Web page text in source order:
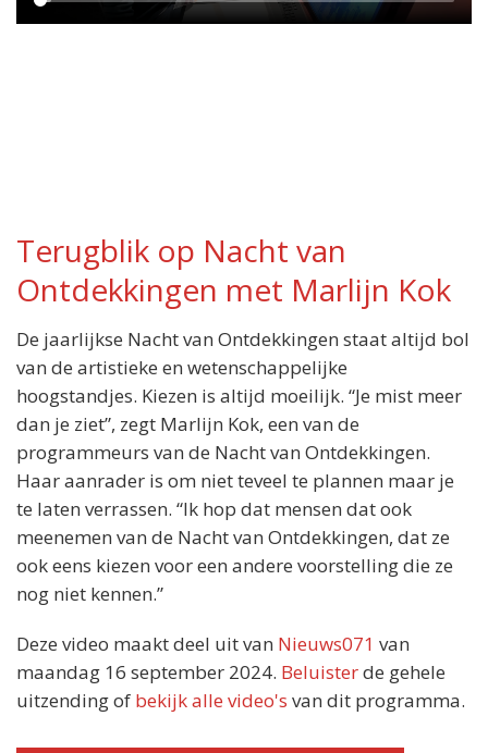
Terugblik op Nacht van
Ontdekkingen met Marlijn Kok
De jaarlijkse Nacht van Ontdekkingen staat altijd bol
van de artistieke en wetenschappelijke
hoogstandjes. Kiezen is altijd moeilijk. “Je mist meer
dan je ziet”, zegt Marlijn Kok, een van de
programmeurs van de Nacht van Ontdekkingen.
Haar aanrader is om niet teveel te plannen maar je
te laten verrassen. “Ik hop dat mensen dat ook
meenemen van de Nacht van Ontdekkingen, dat ze
ook eens kiezen voor een andere voorstelling die ze
nog niet kennen.”
Deze video maakt deel uit van Nieuws071 van
maandag 16 september 2024. Beluisterde gehele
uitzending of bekijk alle video's van dit programma.